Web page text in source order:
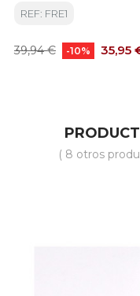
REF: FRE1
Precio
39,94 € -10% Precio
35,95
( 8 otros